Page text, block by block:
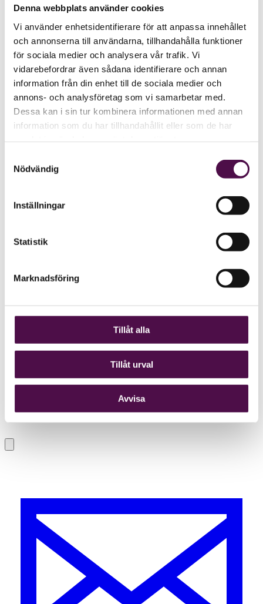
Denna webbplats använder cookies
Vi använder enhetsidentifierare för att anpassa innehållet
och annonserna till användarna, tillhandahålla funktioner
för sociala medier och analysera vår trafik. Vi
vidarebefordrar även sådana identifierare och annan
information från din enhet till de sociala medier och
annons- och analysföretag som vi samarbetar med.
Dessa kan i sin tur kombinera informationen med annan
information som du har tillhandahållit eller som de har
Nödvändig
Inställningar
Statistik
Marknadsföring
Tillåt alla
Tillåt urval
Avvisa